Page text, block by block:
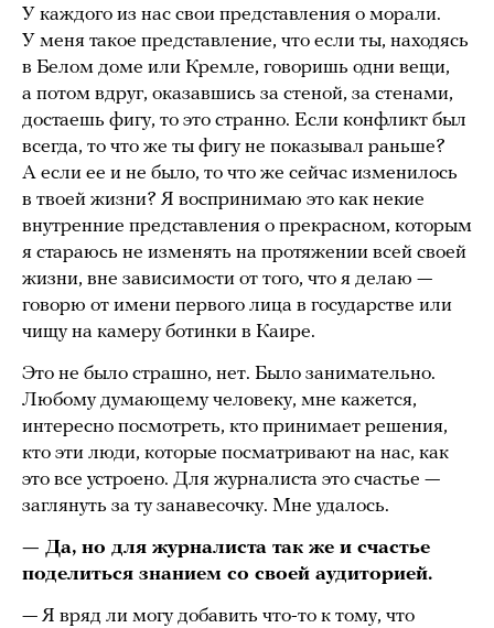
У каждого из нас свои представления о морали.
У меня такое представление, что если ты, находясь
в Белом доме или Кремле, говоришь одни вещи,
а потом вдруг, оказавшись за стеной, за стенами,
достаешь фигу, то это странно. Если конфликт был
всегда, то что же ты фигу не показывал раньше?
А если ее и не было, то что же сейчас изменилось
в твоей жизни? Я воспринимаю это как некие
внутренние представления о прекрасном, которым
я стараюсь не изменять на протяжении всей своей
жизни, вне зависимости от того, что я делаю —
говорю от имени первого лица в государстве или
чищу на камеру ботинки в Каире.
Это не было страшно, нет. Было занимательно.
Любому думающему человеку, мне кажется,
интересно посмотреть, кто принимает решения,
кто эти люди, которые посматривают на нас, как
это все устроено. Для журналиста это счастье —
заглянуть за ту занавесочку. Мне удалось.
— Да, но для журналиста так же и счастье
поделиться знанием со своей аудиторией.
— Я вряд ли могу добавить что-то к тому, что